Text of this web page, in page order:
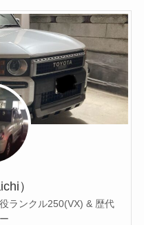
）
ランクル250(VX) & 歴代